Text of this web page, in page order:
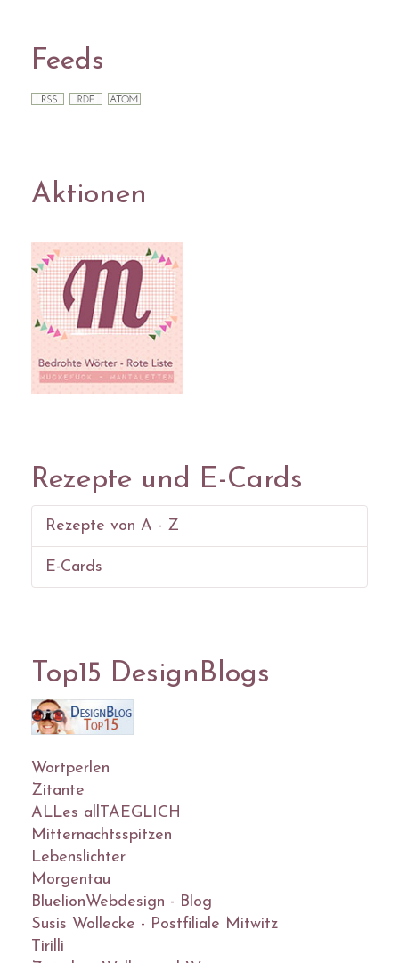
Feeds
Aktionen
Rezepte und E-Cards
Rezepte von A - Z
E-Cards
Top15 DesignBlogs
Wortperlen
Zitante
ALLes allTAEGLICH
Mitternachtsspitzen
Lebenslichter
Morgentau
BluelionWebdesign - Blog
Susis Wollecke - Postfiliale Mitwitz
Tirilli